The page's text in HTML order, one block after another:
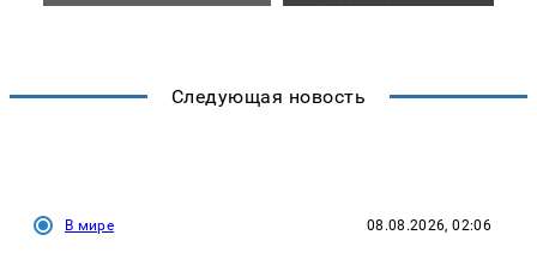
Следующая новость
В мире 08.08.2026, 02:06